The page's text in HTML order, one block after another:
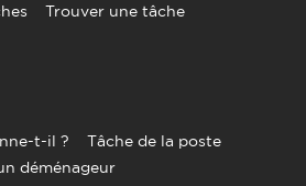
Trouver une tâche
t-il ?
Tâche de la poste
déménageur